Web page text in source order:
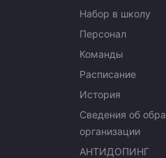
Набор в школу
Персонал
Команды
Расписание
История
Сведения об
организации
АНТИДОПИНГ